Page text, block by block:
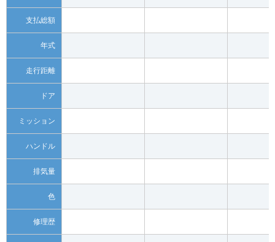
支払総額
年式
走行距離
ドア
ミッション
ハンドル
排気量
色
修理歴